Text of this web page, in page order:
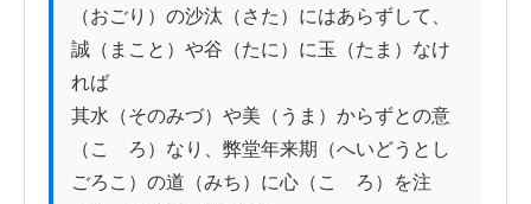
（おごり）の沙汰（さた）にはあらずして、
誠（まこと）や谷（たに）に玉（たま）なけ
れば
其水（そのみづ）や美（うま）からずとの意
（こゝろ）なり、弊堂年来期（へいどうとし
ごろこ）の道（みち）に心（こゝろ）を注